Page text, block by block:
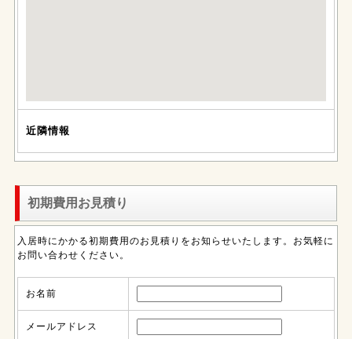
近隣情報
初期費用お見積り
入居時にかかる初期費用のお見積りをお知らせいたします。お気軽に
お問い合わせください。
お名前
メールアドレス